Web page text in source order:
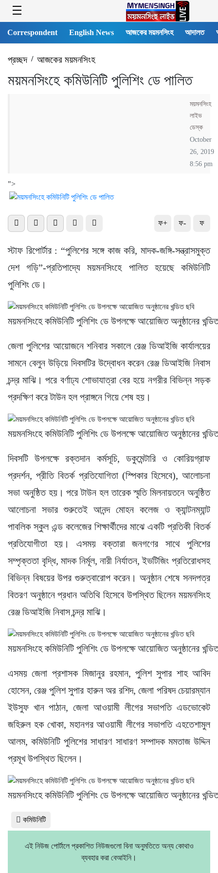
Correspondent English News আজকের ময়মনসিংহ আদালত
প্রচ্ছদ/ আজকের ময়মনসিংহ
ময়মনসিংহে কমিউনিটি পুলিশিং ডে পালিত
ময়মনসিংহ
লাইভ
ডেস্ক
October
26, 2019
8:56 pm
">
ফ+ ফ- ফ
স্টাফ রিপোর্টার : “পুলিশের সঙ্গে কাজ করি, মাদক-জঙ্গি-সন্ত্রাসমুক্ত
দেশ গড়ি”-প্রতিপাদ্যে ময়মনসিংহে পালিত হয়েছে কমিউনিটি
পুলিশিং ডে।
ময়মনসিংহে কমিউনিটি পুলিশিং ডে উপলক্ষে আয়োজিত অনুষ্ঠানের
জেলা পুলিশের আয়োজনে শনিবার সকালে রেঞ্জ ডিআইজি কার্যালয়ের
সামনে বেলুন উড়িয়ে দিবসটির উদ্বোধন করেন রেঞ্জ ডিআইজি নিবাস
চন্দ্র মাঝি। পরে বর্ণাঢ্য শোভাযাত্রা বের হয়ে নগরীর বিভিন্ন সড়ক
প্রদক্ষিণ করে টাউন হল প্রাঙ্গনে গিয়ে শেষ হয়।
ময়মনসিংহে কমিউনিটি পুলিশিং ডে উপলক্ষে আয়োজিত অনুষ্ঠানের
দিবসটি উপলক্ষে রক্তদান কর্মসূচি, ডকুমেন্টারি ও কোরিয়গ্রাফ
প্রদর্শন, প্রীতি বিতর্ক প্রতিযোগিতা (স্পিকার হিসেবে), আলোচনা
সভা অনুষ্ঠিত হয়। পরে টাউন হল তারেক স্মৃতি মিলনায়তনে অনুষ্ঠিত
আলোচনা সভার শুরুতেই আনন্দ মোহন কলেজ ও ক্যান্টনম্যান্ট
পাবলিক স্কুল এন্ড কলেজের শিক্ষার্থীদের মাঝে একটি প্রতিকী বিতর্ক
প্রতিযোগীতা হয়। এসময় বক্তারা জনগণের সাথে পুলিশের
সম্পৃক্ততা বৃদ্ধি, মাদক নির্মূল, নারী নির্যাতন, ইভটিজিং প্রতিরোধসহ
বিভিন্ন বিষয়ের উপর গুরুত্বারোপ করেন। অনুষ্ঠান শেষে সনদপত্র
বিতরণ অনুষ্ঠানে প্রধান অতিথি হিসেবে উপস্থিত ছিলেন ময়মনসিংহ
রেঞ্জ ডিআইজি নিবাস চন্দ্র মাঝি।
ময়মনসিংহে কমিউনিটি পুলিশিং ডে উপলক্ষে আয়োজিত অনুষ্ঠানের
এসময় জেলা প্রশাসক মিজানুর রহমান, পুলিশ সুপার শাহ আবিদ
হোসেন, রেঞ্জ পুলিশ সুপার হারুন অর রশিদ, জেলা পরিষদ চেয়ারম্যান
ইউসুফ খান পাঠান, জেলা আওয়ামী লীগের সভাপতি এডভোকেট
জহিরুল হক খোকা, মহানগর আওয়ামী লীগের সভাপতি এহতেশামুল
আলম, কমিউনিটি পুলিশের সাধারণ সাধারণ সম্পাদক মমতাজ উদ্দিন
প্রমূখ উপস্থিত ছিলেন।
ময়মনসিংহে কমিউনিটি পুলিশিং ডে উপলক্ষে আয়োজিত অনুষ্ঠানের
কমিউনিটি
এই নিউজ পোর্টালে প্রকাশিত নিউজগুলো বিনা অনুমতিতে অন্য কোথাও
ব্যবহার করা বেআইনি।